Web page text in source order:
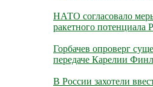
НАТО согласовало
ракетного потенциала
Горбачев опроверг
передаче Карелии
В России захотели